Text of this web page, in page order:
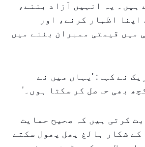
ہیں۔ یہ انہیں آزاد بننے،
اظہار کرنے، اور
میں قیمتی ممبران بننے میں
نے کہا: 'یہاں میں نے
بھی حاصل کر سکتا ہوں۔'
کرتی ہیں کہ صحیح حمایت
کے شکار بالغ پھل پھول سکتے